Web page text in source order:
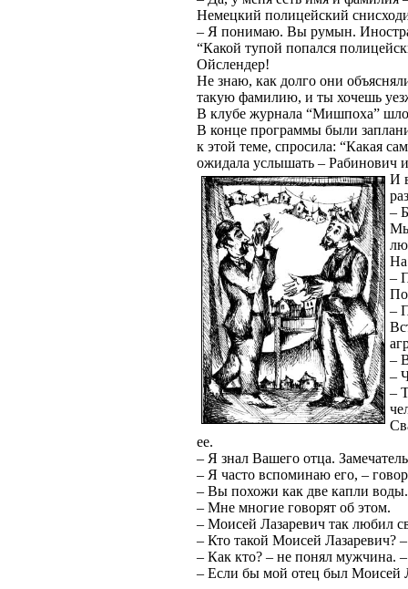
Немецкий полицейский
– Я понимаю. Вы румын.
“Какой тупой попался
Ойслендер!
Не знаю, как долго они
такую фамилию, и ты хочешь
В клубе журнала “Мишпоха” шло
В конце программы были
к этой теме, спросила: “Какая
ожидала услышать – Рабинович и
И
–
Мы
На
–
–
–
–
–
ее.
– Я знал Вашего отца.
– Я часто вспоминаю его, –
– Вы похожи как две капли воды.
– Мне многие говорят об этом.
– Моисей Лазаревич так любил
– Кто такой Моисей Лазаревич?
– Как кто? – не понял мужчина.
– Если бы мой отец был Моисей